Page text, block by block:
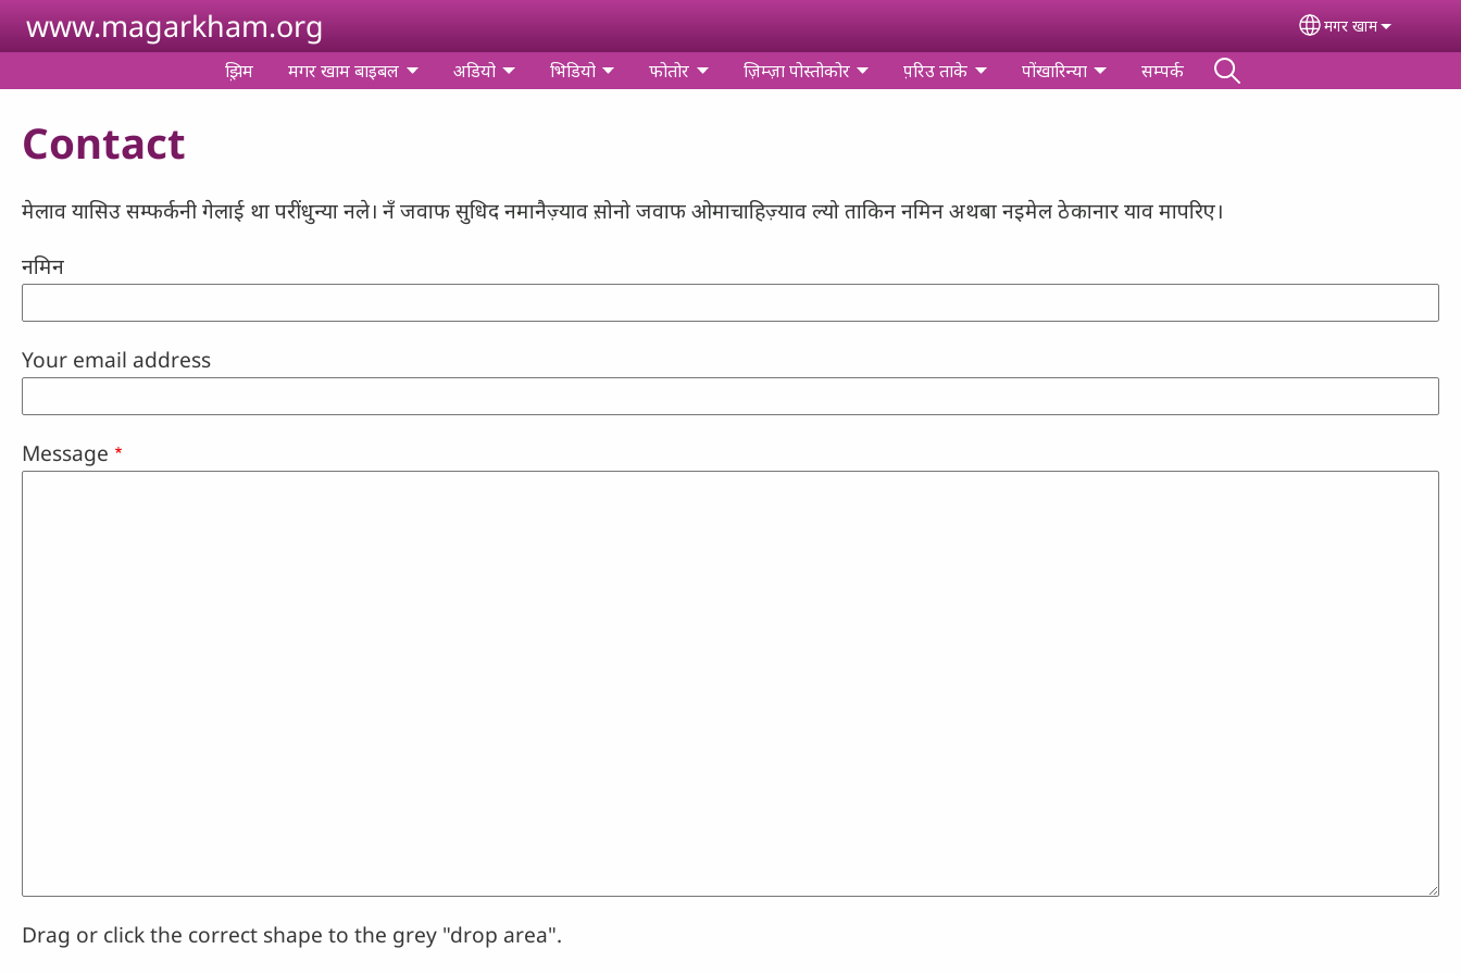
Skip to main content
www.magarkham.org Select your
मगर खाम
झ़िम मगर खाम बाइबल अडियो भिडियो फोतोर ज़िम्‍ज़ा पोस्‍तोकोर प़रिउ ताके पोंखारिन्‍या सम्पर्क
Contact
मेलाव यासिउ सम्फर्कनी गेलाई था परींधुन्‍या नले। नँ जवाफ सुधिद नमानैज़्याव स़ोनो जवाफ ओमाचाहिज़्याव ल्यो ताकिन नमिन अथबा नइमेल ठेकानार याव मापरिए।
नमिन
Your email address
Message
Drag or click the correct shape to the grey "drop area".